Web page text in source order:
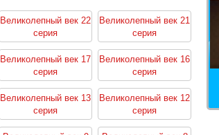
Великолепный век 22
серия
Великолепный век 21
серия
Великолепный век 17
серия
Великолепный век 16
серия
Великолепный век 13
серия
Великолепный век 12
серия